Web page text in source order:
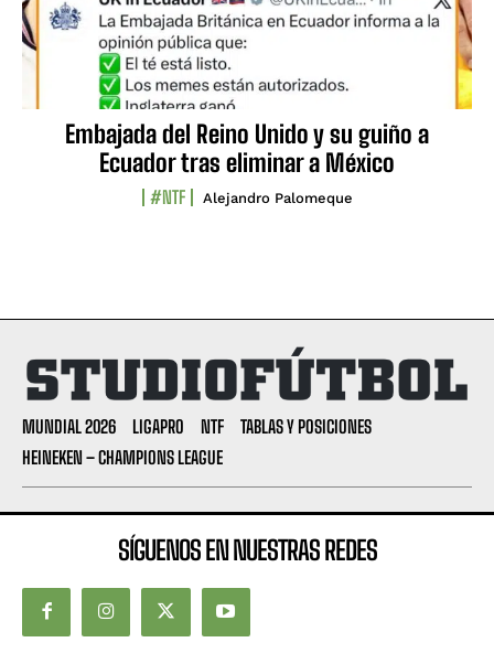
Embajada del Reino Unido y su guiño a
Ecuador tras eliminar a México
#NTF Alejandro Palomeque
MUNDIAL 2026 LIGAPRO NTF
TABLAS Y POSICIONES
HEINEKEN – CHAMPIONS LEAGUE
SÍGUENOS EN NUESTRAS REDES